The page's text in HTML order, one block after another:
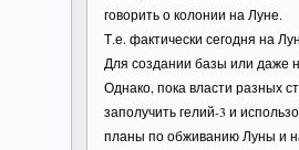
говорить о колонии на Луне.
Т.е. фактически сегодня на
Для создании базы или даже
Однако, пока власти разных
заполучить гелий-3 и
планы по обживанию Луны и